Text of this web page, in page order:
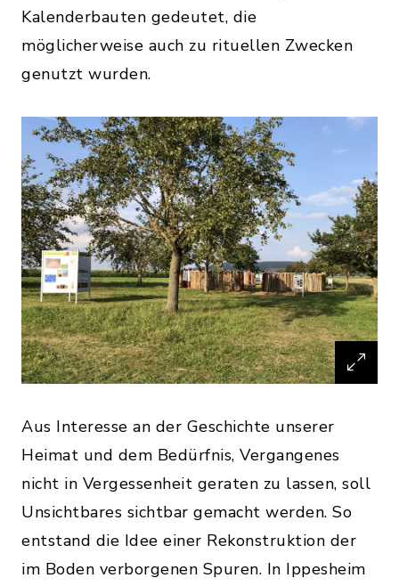
Kalenderbauten gedeutet, die
möglicherweise auch zu rituellen Zwecken
genutzt wurden.
Aus Interesse an der Geschichte unserer
Heimat und dem Bedürfnis, Vergangenes
nicht in Vergessenheit geraten zu lassen, soll
Unsichtbares sichtbar gemacht werden. So
entstand die Idee einer Rekonstruktion der
im Boden verborgenen Spuren. In Ippesheim